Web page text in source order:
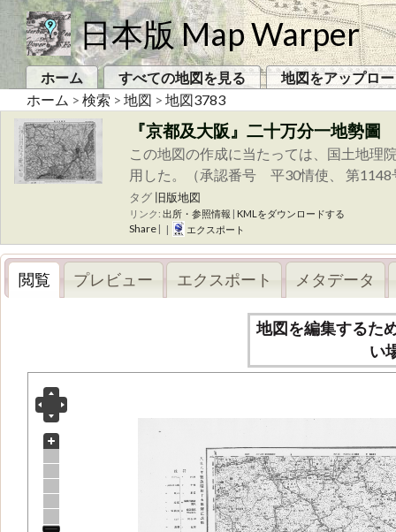
日本版 Map Warper
ホーム すべての地図を見る
地図をアップロ
ホーム > 検索 > 地図 > 地図3783
『京都及大阪』二十万分一地勢圖
この地図の作成に当たっては、国土地理
用した。（承認番号 平30情使、 第
タグ 旧版地図
リンク: 出所・参照情報 | KMLをダウンロードする
Share | | エクスポート
閲覧 プレビュー エクスポート メタデータ
地図を編集するた
い